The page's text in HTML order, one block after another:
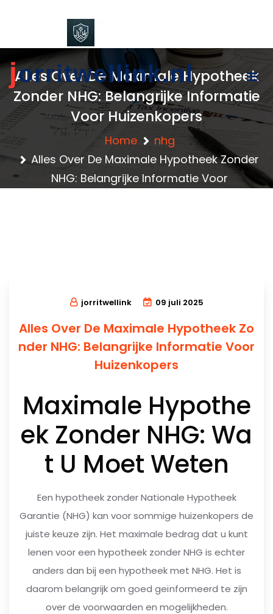
jorritwellink.nl
Alles Over De Maximale Hypotheek
Zonder NHG: Belangrijke Informatie
Voor Huizenkopers
Home
nhg
Alles Over De Maximale Hypotheek Zonder
NHG: Belangrijke Informatie Voor
jorritwellink 09 juli 2025
Alles Over De Maximale Hypotheek Zo
nder NHG: Belangrijke Informatie Voor
Huizenkopers
Maximale Hypothe
ek Zonder NHG: Wa
t U Moet Weten
Een hypotheek zonder Nationale Hypotheek
Garantie (NHG) kan voor sommige huizenkopers de
juiste keuze zijn. Het maximale bedrag dat u kunt
lenen voor een hypotheek zonder NHG is echter
anders dan bij een hypotheek met NHG. Het is
daarom belangrijk om goed geïnformeerd te zijn
over de voorwaarden en mogelijkheden.